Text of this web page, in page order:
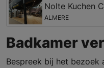
Nolte Kuchen
ALMERE
Badkamer
Bespreek bij het bezoek